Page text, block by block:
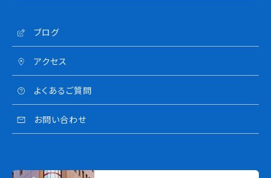
ブログ
アクセス
よくあるご質問
お問い合わせ